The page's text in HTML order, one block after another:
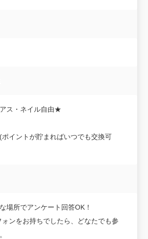
ス・ネイル自由★
ポイントが貯まればいつでも交換可
場所でアンケート回答OK！
ンをお持ちでしたら、どなたでも参